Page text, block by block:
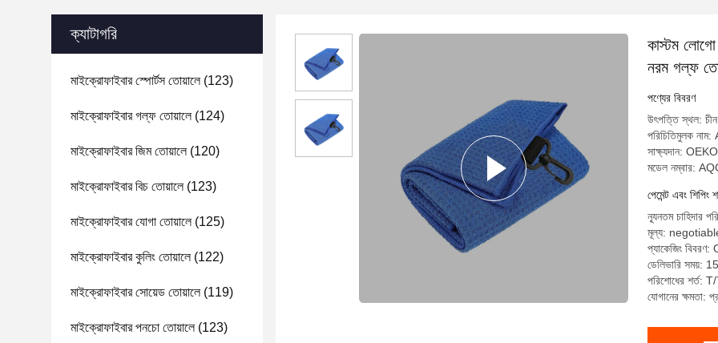
ক্যাটাগরি
মাইক্রোফাইবার স্পোর্টস তোয়ালে(123)
মাইক্রোফাইবার গল্ফ তোয়ালে(124)
মাইক্রোফাইবার জিম তোয়ালে(120)
মাইক্রোফাইবার বিচ তোয়ালে(123)
মাইক্রোফাইবার যোগা তোয়ালে(125)
মাইক্রোফাইবার কুলিং তোয়ালে(122)
মাইক্রোফাইবার সোয়েড তোয়ালে(119)
মাইক্রোফাইবার পনচো তোয়ালে(123)
কাস্টম
নরম গল্ফ
পণ্যের বিবরণ
উৎপত্তি স্থল: চীন
পরিচিতিমুলক
সাক্ষ্যদান:
মডেল নম্বার:
পেমেন্ট এবং শিপিং
ন্যূনতম চাহিদার
মূল্য:
প্যাকেজিং বিবরণ:
ডেলিভারি সময়:
পরিশোধের শর্ত:
যোগানের ক্ষমতা: